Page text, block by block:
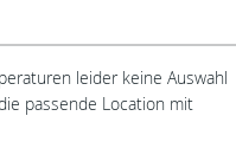
leider keine Auswahl
passende Location mit